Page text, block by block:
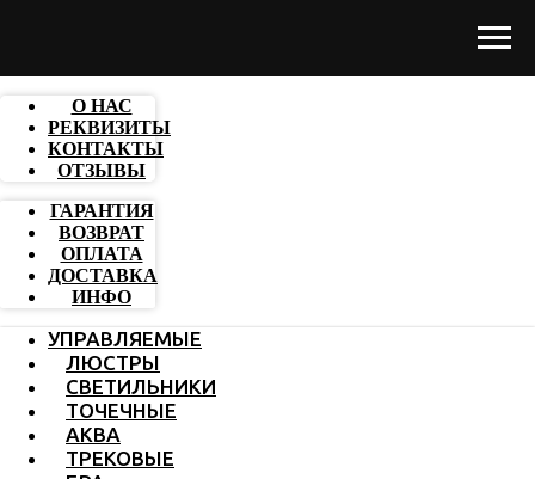
О НАС
РЕКВИЗИТЫ
КОНТАКТЫ
ОТЗЫВЫ
ГАРАНТИЯ
ВОЗВРАТ
ОПЛАТА
ДОСТАВКА
ИНФО
УПРАВЛЯЕМЫЕ
ЛЮСТРЫ
СВЕТИЛЬНИКИ
ТОЧЕЧНЫЕ
АКВА
ТРЕКОВЫЕ